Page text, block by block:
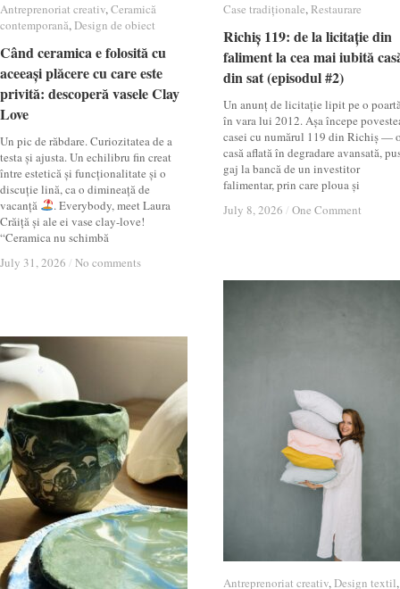
Antreprenoriat creativ,Ceramică
contemporană,Design de obiect
Când ceramica e folosită cu
aceeași plăcere cu care este
privită: descoperă vasele Clay
Love
Un pic de răbdare. Curiozitatea de a
testa și ajusta. Un echilibru fin creat
între estetică și funcționalitate și o
discuție lină, ca o dimineață de
vacanță
. Everybody, meet Laura
Crăiță și ale ei vase clay-love!
“Ceramica nu schimbă
July 31, 2026 / No comments
Antreprenoriat creativ Ceramică
contemporană Design de obiect
Când ceramica e folosită cu
aceeași plăcere cu care este
privită: descoperă vasele Clay
Love
July 31, 2026 / No comments
Case tradiționale,Restaurare
Richiș 119: de la licitație din
faliment la cea mai iubită
din sat (episodul #2)
Un anunț de licitație lipit pe o
în vara lui 2012. Așa începe
casei cu numărul 119 din Richiș —
casă aflată în degradare avansată,
gaj la bancă de un investitor
falimentar, prin care ploua și
July 8, 2026 / One Comment
Case tradiționale Restaurare
Richiș 119: de la licitație din
faliment la cea mai iubită
din sat (episodul #2)
July 8, 2026 / One Comment
Antreprenoriat creativ,Design textil,
Antreprenoriat creativ Design textil